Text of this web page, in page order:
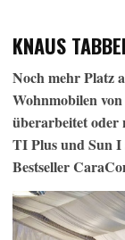
KNAUS
Noch mehr Platz
Wohnmobilen
überarbeitet oder
TI Plus und Sun I
Bestseller